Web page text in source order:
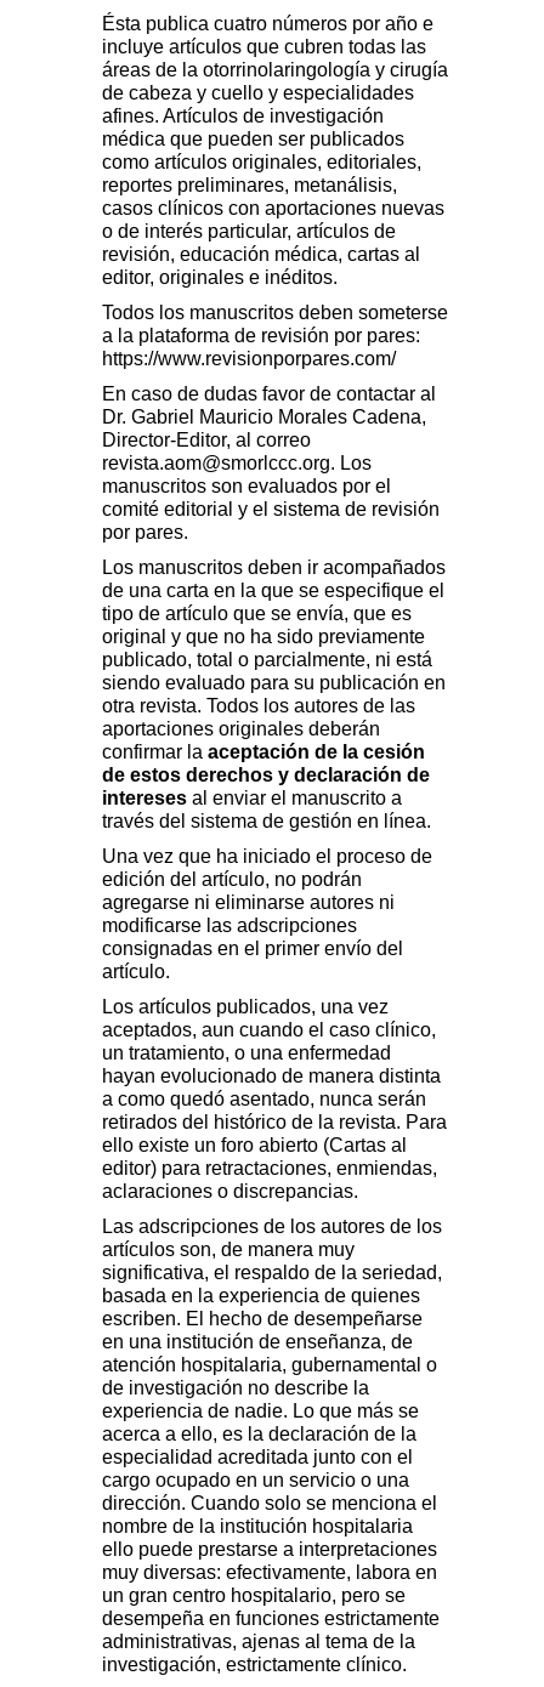
Ésta publica cuatro números por año e
incluye artículos que cubren todas las
áreas de la otorrinolaringología y cirugía
de cabeza y cuello y especialidades
afines. Artículos de investigación
médica que pueden ser publicados
como artículos originales, editoriales,
reportes preliminares, metanálisis,
casos clínicos con aportaciones nuevas
o de interés particular, artículos de
revisión, educación médica, cartas al
editor, originales e inéditos.
Todos los manuscritos deben someterse
a la plataforma de revisión por pares:
https://www.revisionporpares.com/
En caso de dudas favor de contactar al
Dr. Gabriel Mauricio Morales Cadena,
Director-Editor, al correo
revista.aom@smorlccc.org. Los
manuscritos son evaluados por el
comité editorial y el sistema de revisión
por pares.
Los manuscritos deben ir acompañados
de una carta en la que se especifique el
tipo de artículo que se envía, que es
original y que no ha sido previamente
publicado, total o parcialmente, ni está
siendo evaluado para su publicación en
otra revista. Todos los autores de las
aportaciones originales deberán
confirmar la aceptación de la cesión
de estos derechos y declaración de
intereses al enviar el manuscrito a
través del sistema de gestión en línea.
Una vez que ha iniciado el proceso de
edición del artículo, no podrán
agregarse ni eliminarse autores ni
modificarse las adscripciones
consignadas en el primer envío del
artículo.
Los artículos publicados, una vez
aceptados, aun cuando el caso clínico,
un tratamiento, o una enfermedad
hayan evolucionado de manera distinta
a como quedó asentado, nunca serán
retirados del histórico de la revista. Para
ello existe un foro abierto (Cartas al
editor) para retractaciones, enmiendas,
aclaraciones o discrepancias.
Las adscripciones de los autores de los
artículos son, de manera muy
significativa, el respaldo de la seriedad,
basada en la experiencia de quienes
escriben. El hecho de desempeñarse
en una institución de enseñanza, de
atención hospitalaria, gubernamental o
de investigación no describe la
experiencia de nadie. Lo que más se
acerca a ello, es la declaración de la
especialidad acreditada junto con el
cargo ocupado en un servicio o una
dirección. Cuando solo se menciona el
nombre de la institución hospitalaria
ello puede prestarse a interpretaciones
muy diversas: efectivamente, labora en
un gran centro hospitalario, pero se
desempeña en funciones estrictamente
administrativas, ajenas al tema de la
investigación, estrictamente clínico.